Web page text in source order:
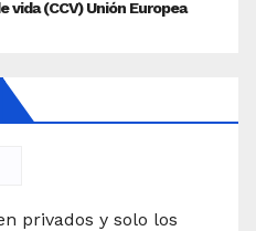
privados y solo los